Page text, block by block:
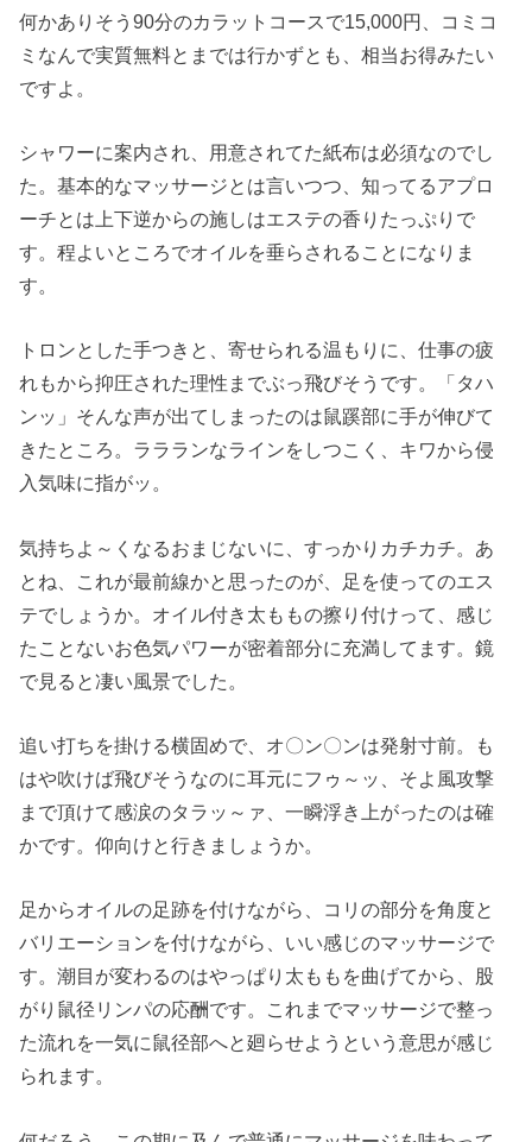
何かありそう90分のカラットコースで15,000円、コミコ
ミなんで実質無料とまでは行かずとも、相当お得みたい
ですよ。
シャワーに案内され、用意されてた紙布は必須なのでし
た。基本的なマッサージとは言いつつ、知ってるアプロ
ーチとは上下逆からの施しはエステの香りたっぷりで
す。程よいところでオイルを垂らされることになりま
す。
トロンとした手つきと、寄せられる温もりに、仕事の疲
れもから抑圧された理性までぶっ飛びそうです。「タハ
ンッ」そんな声が出てしまったのは鼠蹊部に手が伸びて
きたところ。ララランなラインをしつこく、キワから侵
入気味に指がッ。
気持ちよ～くなるおまじないに、すっかりカチカチ。あ
とね、これが最前線かと思ったのが、足を使ってのエス
テでしょうか。オイル付き太ももの擦り付けって、感じ
たことないお色気パワーが密着部分に充満してます。鏡
で見ると凄い風景でした。
追い打ちを掛ける横固めで、オ〇ン〇ンは発射寸前。も
はや吹けば飛びそうなのに耳元にフゥ～ッ、そよ風攻撃
まで頂けて感涙のタラッ～ァ、一瞬浮き上がったのは確
かです。仰向けと行きましょうか。
足からオイルの足跡を付けながら、コリの部分を角度と
バリエーションを付けながら、いい感じのマッサージで
す。潮目が変わるのはやっぱり太ももを曲げてから、股
がり鼠径リンパの応酬です。これまでマッサージで整っ
た流れを一気に鼠径部へと廻らせようという意思が感じ
られます。